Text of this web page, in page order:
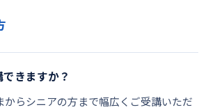
きますか？
からシニアの方まで幅広くご受講いただ